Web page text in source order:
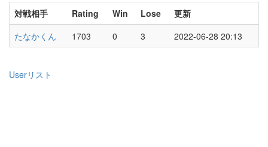
対戦相手 Rating Win Lose
更新
たなかくん
1703 0 3 2022-06-28 20:13
Userリスト